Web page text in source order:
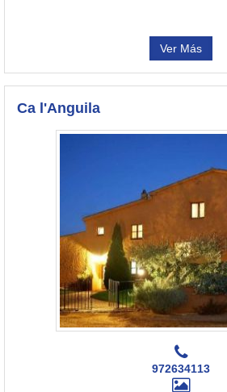
Ver Más
Ca l'Anguila
972634113